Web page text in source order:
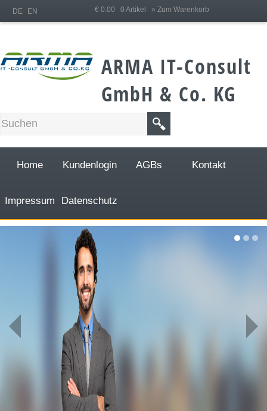
€ 0.00 0 Artikel » Zum Warenkorb
DE EN
ARMA IT-Consult
GmbH & Co. KG
Home Kundenlogin AGBs Kontakt
Impressum Datenschutz